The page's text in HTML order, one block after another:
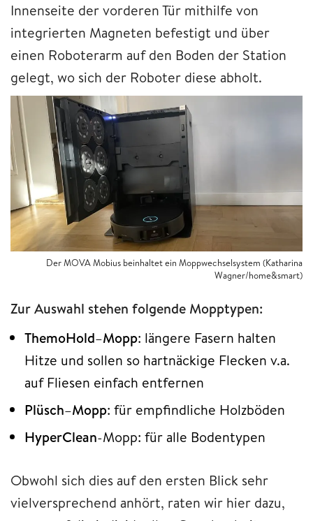
Innenseite der vorderen Tür mithilfe von
integrierten Magneten befestigt und über
einen Roboterarm auf den Boden der Station
gelegt, wo sich der Roboter diese abholt.
Der MOVA Mobius beinhaltet ein Moppwechselsystem (Katharina
Wagner/home&smart)
Zur Auswahl stehen folgende Mopptypen:
ThemoHold–Mopp: längere Fasern halten
Hitze und sollen so hartnäckige Flecken v.a.
auf Fliesen einfach entfernen
Plüsch–Mopp: für empfindliche Holzböden
HyperClean-Mopp: für alle Bodentypen
Obwohl sich dies auf den ersten Blick sehr
vielversprechend anhört, raten wir hier dazu,